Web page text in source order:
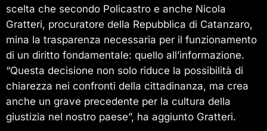
scelta che secondo Policastro e anche Nicola
Gratteri, procuratore della Repubblica di Catanzaro,
mina la trasparenza necessaria per il funzionamento
di un diritto fondamentale: quello all’informazione.
“Questa decisione non solo riduce la possibilità di
chiarezza nei confronti della cittadinanza, ma crea
anche un grave precedente per la cultura della
giustizia nel nostro paese”, ha aggiunto Gratteri.